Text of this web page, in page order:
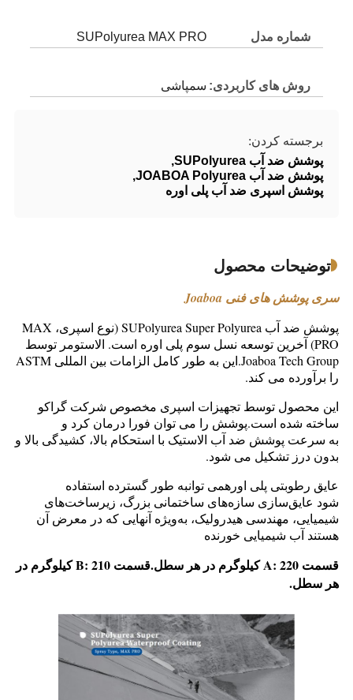
شماره مدل SUPolyurea MAX PRO
روش های کاربردی:سمپاشی
برجسته کردن:
پوشش ضد آب SUPolyurea
,
پوشش ضد آب JOABOA Polyurea
,
پوشش اسپری ضد آب پلی اوره
توضیحات محصول
سری پوشش های فنی Joaboa
پوشش ضد آب SUPolyurea Super Polyurea (نوع اسپری، MAX
PRO) آخرین توسعه نسل سوم پلی اوره است.
الاستومر توسط
Joaboa Tech Group.این به طور کامل الزامات بین المللی ASTM
را برآورده می کند.
این محصول توسط تجهیزات اسپری مخصوص شرکت گراکو
ساخته شده است.پوشش را می توان فورا درمان کرد و
به سرعت پوشش ضد آب الاستیک با استحکام بالا، کشیدگی بالا و
بدون درز تشکیل می شود.
عایق رطوبتی پلی اوره می توانبه طور گسترده استفاده
شودعایق‌سازی سازه‌های ساختمانی بزرگ، زیرساخت‌های
شیمیایی، مهندسی هیدرولیک، به‌ویژه آنهایی که در معرض آن
هستندآب شیمیایی خورنده
قسمت A: 220 کیلوگرم در هر سطل.قسمت B: 210 کیلوگرم در
هر سطل.